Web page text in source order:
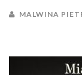
MALWINA